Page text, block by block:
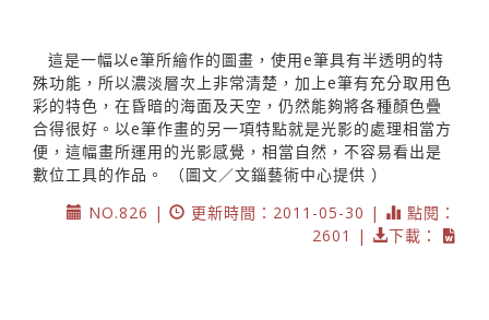
這是一幅以e筆所繪作的圖畫，使用e筆具有半透明的特
殊功能，所以濃淡層次上非常清楚，加上e筆有充分取用色
彩的特色，在昏暗的海面及天空，仍然能夠將各種顏色疊
合得很好。以e筆作畫的另一項特點就是光影的處理相當方
便，這幅畫所運用的光影感覺，相當自然，不容易看出是
數位工具的作品。 （圖文／文錙藝術中心提供 ）
NO.826 |
更新時間：2011-05-30 |
點閱：
2601 |
下載：